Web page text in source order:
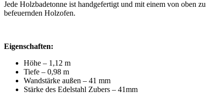
Jede Holzbadetonne ist handgefertigt und mit einem von oben zu
befeuernden Holzofen.
Eigenschaften:
Höhe – 1,12 m
Tiefe – 0,98 m
Wandstärke außen – 41 mm
Stärke des Edelstahl Zubers – 41mm